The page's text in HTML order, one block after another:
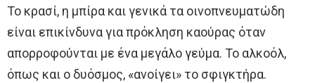
Το κρασί, η μπίρα και γενικά τα οινοπνευματώδη
είναι επικίνδυνα για πρόκληση καούρας όταν
απορροφούνται με ένα μεγάλο γεύμα. Το αλκοόλ,
όπως και ο δυόσμος, «ανοίγει» το σφιγκτήρα.